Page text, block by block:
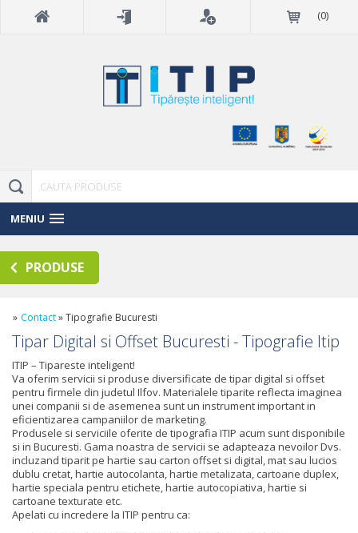
(0)
MENIU
PRODUSE
» Contact»Tipografie Bucuresti
Tipar Digital si Offset Bucuresti - Tipografie Itip
ITIP – Tipareste inteligent!
Va oferim servicii si produse diversificate de tipar digital si offset
pentru firmele din judetul Ilfov. Materialele tiparite reflecta imaginea
unei companii si de asemenea sunt un instrument important in
eficientizarea campaniilor de marketing.
Produsele si serviciile oferite de tipografia ITIP acum sunt disponibile
si in Bucuresti. Gama noastra de servicii se adapteaza nevoilor Dvs.
incluzand tiparit pe hartie sau carton offset si digital, mat sau lucios
dublu cretat, hartie autocolanta, hartie metalizata, cartoane duplex,
hartie speciala pentru etichete, hartie autocopiativa, hartie si
cartoane texturate etc.
Apelati cu incredere la ITIP pentru ca: